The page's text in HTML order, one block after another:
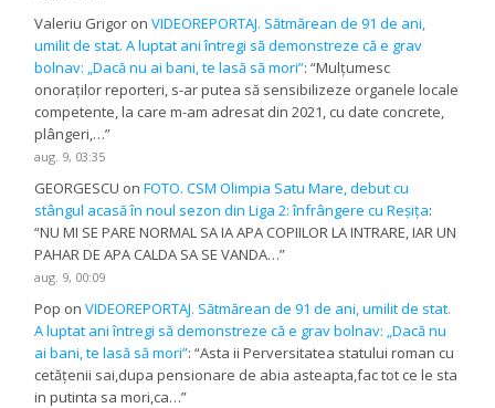
Valeriu Grigor onVIDEOREPORTAJ. Sătmărean de 91 de ani,
umilit de stat. A luptat ani întregi să demonstreze că e grav
bolnav: „Dacă nu ai bani, te lasă să mori”: “Mulțumesc
onoraților reporteri, s-ar putea să sensibilizeze organele locale
competente, la care m-am adresat din 2021, cu date concrete,
plângeri,…”
aug. 9, 03:35
GEORGESCU onFOTO. CSM Olimpia Satu Mare, debut cu
stângul acasă în noul sezon din Liga 2: înfrângere cu Reșița:
“NU MI SE PARE NORMAL SA IA APA COPIILOR LA INTRARE, IAR UN
PAHAR DE APA CALDA SA SE VANDA…”
aug. 9, 00:09
Pop onVIDEOREPORTAJ. Sătmărean de 91 de ani, umilit de stat.
A luptat ani întregi să demonstreze că e grav bolnav: „Dacă nu
ai bani, te lasă să mori”: “Asta ii Perversitatea statului roman cu
cetățenii sai,dupa pensionare de abia asteapta,fac tot ce le sta
in putinta sa mori,ca…”